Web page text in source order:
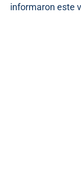
informaron este